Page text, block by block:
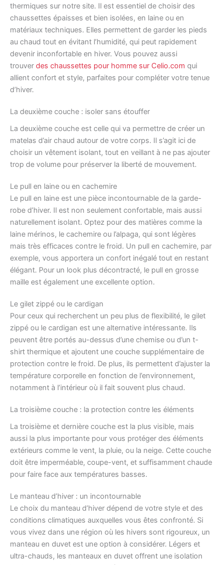
thermiques sur notre site. Il est essentiel de choisir des
chaussettes épaisses et bien isolées, en laine ou en
matériaux techniques. Elles permettent de garder les pieds
au chaud tout en évitant l’humidité, qui peut rapidement
devenir inconfortable en hiver. Vous pouvez aussi
trouver des chaussettes pour homme sur Celio.com qui
allient confort et style, parfaites pour compléter votre tenue
d’hiver.
La deuxième couche : isoler sans étouffer
La deuxième couche est celle qui va permettre de créer un
matelas d’air chaud autour de votre corps. Il s’agit ici de
choisir un vêtement isolant, tout en veillant à ne pas ajouter
trop de volume pour préserver la liberté de mouvement.
Le pull en laine ou en cachemire
Le pull en laine est une pièce incontournable de la garde-
robe d’hiver. Il est non seulement confortable, mais aussi
naturellement isolant. Optez pour des matières comme la
laine mérinos, le cachemire ou l’alpaga, qui sont légères
mais très efficaces contre le froid. Un pull en cachemire, par
exemple, vous apportera un confort inégalé tout en restant
élégant. Pour un look plus décontracté, le pull en grosse
maille est également une excellente option.
Le gilet zippé ou le cardigan
Pour ceux qui recherchent un peu plus de flexibilité, le gilet
zippé ou le cardigan est une alternative intéressante. Ils
peuvent être portés au-dessus d’une chemise ou d’un t-
shirt thermique et ajoutent une couche supplémentaire de
protection contre le froid. De plus, ils permettent d’ajuster la
température corporelle en fonction de l’environnement,
notamment à l’intérieur où il fait souvent plus chaud.
La troisième couche : la protection contre les éléments
La troisième et dernière couche est la plus visible, mais
aussi la plus importante pour vous protéger des éléments
extérieurs comme le vent, la pluie, ou la neige. Cette couche
doit être imperméable, coupe-vent, et suffisamment chaude
pour faire face aux températures basses.
Le manteau d’hiver : un incontournable
Le choix du manteau d’hiver dépend de votre style et des
conditions climatiques auxquelles vous êtes confronté. Si
vous vivez dans une région où les hivers sont rigoureux, un
manteau en duvet est une option à considérer. Légers et
ultra-chauds, les manteaux en duvet offrent une isolation